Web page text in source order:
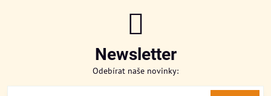
Newsletter
Odebírat naše novinky: